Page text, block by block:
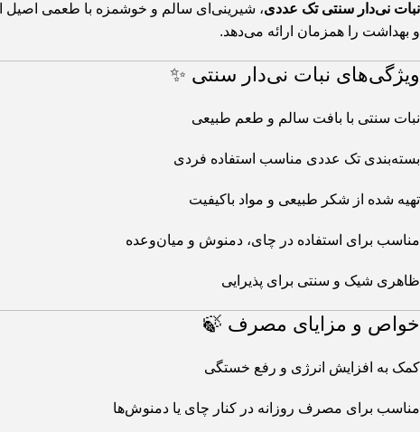
نبات نی‌دار سنتی تک عددی، شیرینی‌ای سالم و خوشمزه با طعمی اصیل
و بهداشت را همزمان ارائه می‌دهد.
ویژگی‌های نبات نی‌دار سنتی ✨
نبات سنتی با بافت سالم و طعم طبیعی
بسته‌بندی تک عددی مناسب استفاده فردی
تهیه شده از شکر طبیعی و مواد باکیفیت
مناسب برای استفاده در چای، دمنوش و میان‌وعده
ظاهری شیک و سنتی برای پذیرایی
خواص و مزایای مصرف 🍃
کمک به افزایش انرژی و رفع خستگی
مناسب برای مصرف روزانه در کنار چای یا دمنوش‌ها